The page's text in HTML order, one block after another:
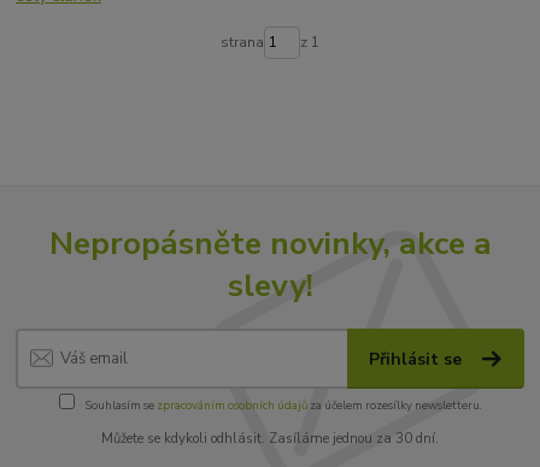
strana z 1
Nepropásněte novinky, akce a
slevy!
Přihlásit se
Souhlasím se zpracováním osobních údajůza účelem rozesílky newsletteru.
Můžete se kdykoli odhlásit. Zasíláme jednou za 30 dní.